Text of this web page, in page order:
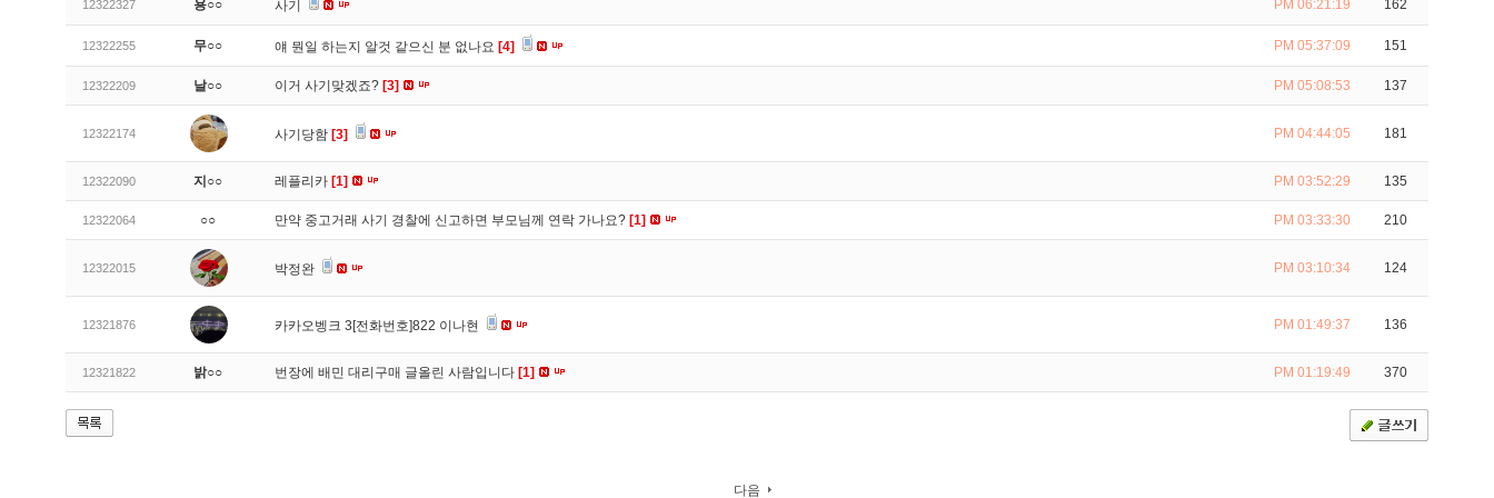
12322327 용○○ 사기 PM 06:21:19 162
12322255 무○○ 얘 뭔일 하는지 알것 같으신 분 없나요 [4] PM 05:37:09 151
12322209 날○○ 이거 사기맞겠죠? [3] PM 05:08:53 137
12322174 사기당함 [3] PM 04:44:05 181
12322090 지○○ 레플리카 [1] PM 03:52:29 135
12322064 ○○ 만약 중고거래 사기 경찰에 신고하면 부모님께 연락 가나요? [1] PM 03:33:30 210
12322015 박정완 PM 03:10:34 124
12321876 카카오벵크 3[전화번호]822 이나현 PM 01:49:37 136
12321822 밝○○ 번장에 배민 대리구매 글올린 사람입니다 [1] PM 01:19:49 370
다음